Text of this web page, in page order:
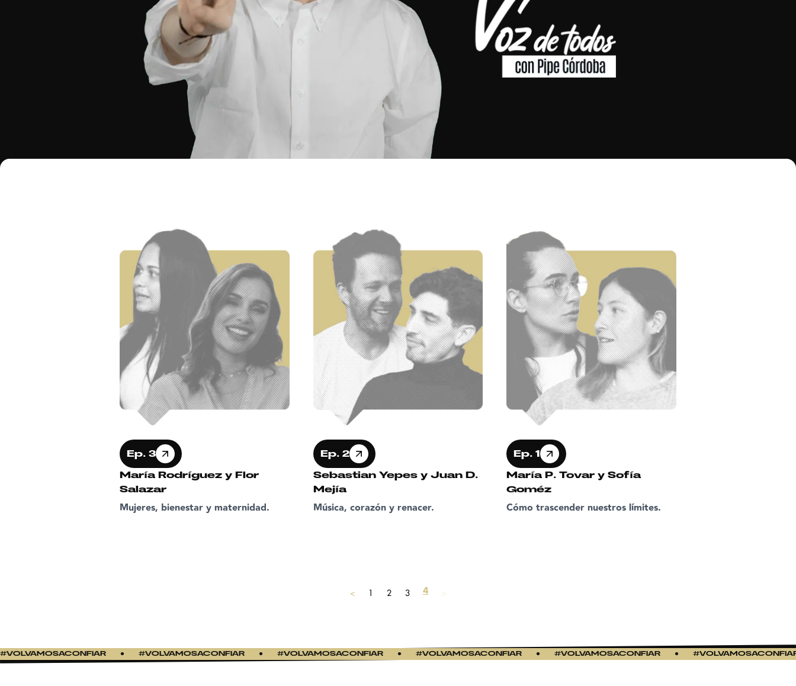
Ep. 3
María Rodríguez y Flor
Salazar
Mujeres, bienestar y maternidad.
Ep. 2
Sebastian Yepes y Juan D.
Mejía
Música, corazón y renacer.
Ep. 1
María P. Tovar y Sofía
Goméz
Cómo trascender nuestros límites.
1 2 3 4
● #VOLVAMOSACONFIAR ● #VOLVAMOSACONFIAR ● #VOLVAMOSACONFIAR ● #VOLVAMOSACONFIAR ● #VOLVAMOSACONFIAR